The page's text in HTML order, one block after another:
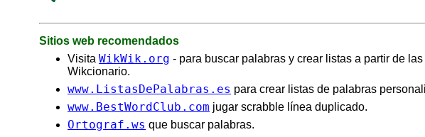
Sitios web recomendados
Visita WikWik.org - para buscar palabras y crear listas a partir de
Wikcionario.
www.ListasDePalabras.es para crear listas de palabras
www.BestWordClub.com jugar scrabble línea duplicado.
Ortograf.ws que buscar palabras.